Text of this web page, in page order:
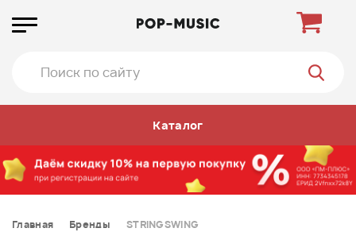
Каталог
Главная Бренды STRINGSWING